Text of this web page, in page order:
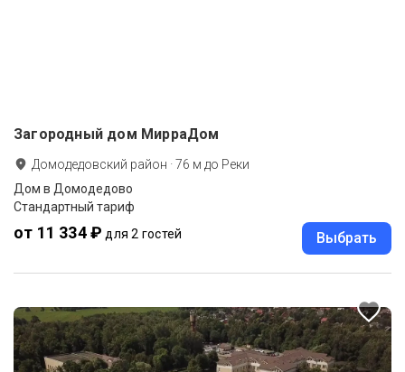
Загородный дом МирраДом
Домодедовский район ·76 м до Реки
Дом в Домодедово
Стандартный тариф
от 11 334 ₽ для 2 гостей Выбрать